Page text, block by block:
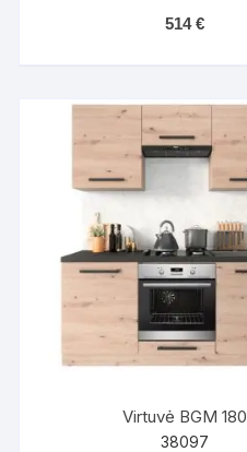
514€
Virtuvė BGM 180
38097